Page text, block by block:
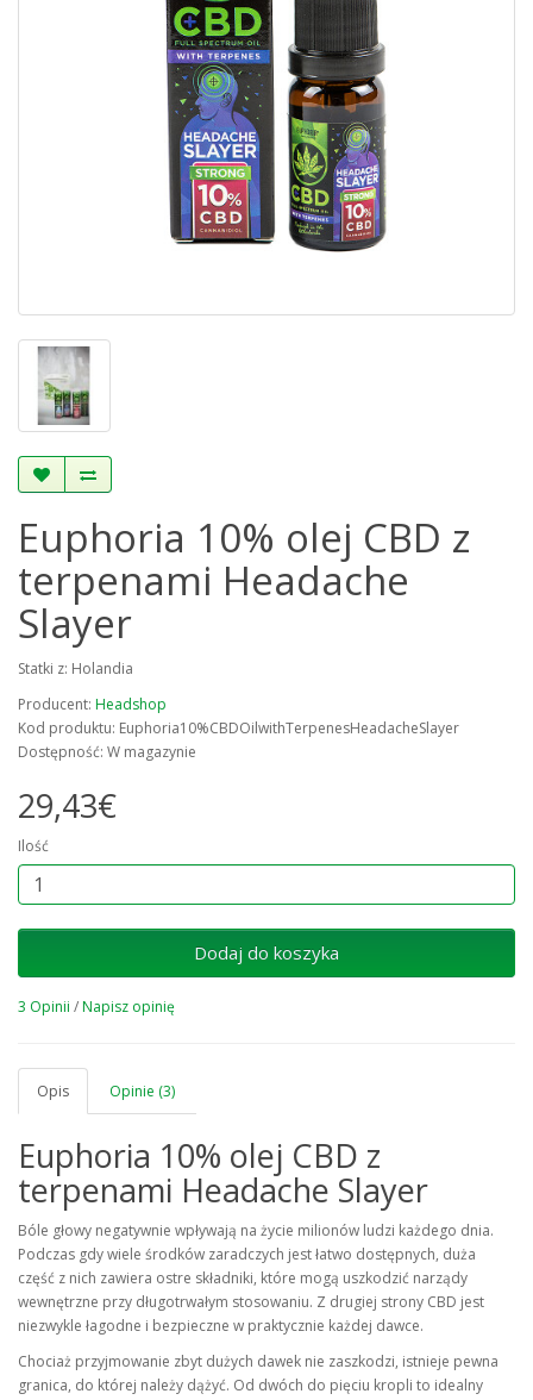
Euphoria 10% olej CBD z
terpenami Headache
Slayer
Statki z: Holandia
Producent: Headshop
Kod produktu: Euphoria10%CBDOilwithTerpenesHeadacheSlayer
Dostępność: W magazynie
29,43€
Ilość
Dodaj do koszyka
3 Opinii /Napisz opinię
Opis Opinie (3)
Euphoria 10% olej CBD z
terpenami Headache Slayer
Bóle głowy negatywnie wpływają na życie milionów ludzi każdego dnia.
Podczas gdy wiele środków zaradczych jest łatwo dostępnych, duża
część z nich zawiera ostre składniki, które mogą uszkodzić narządy
wewnętrzne przy długotrwałym stosowaniu. Z drugiej strony CBD jest
niezwykle łagodne i bezpieczne w praktycznie każdej dawce.
Chociaż przyjmowanie zbyt dużych dawek nie zaszkodzi, istnieje pewna
granica, do której należy dążyć. Od dwóch do pięciu kropli to idealny